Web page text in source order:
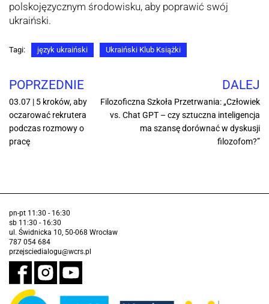
polskojęzycznym środowisku, aby poprawić swój
ukraiński.
Tagi: język ukraiński Ukraiński Klub Książki
POPRZEDNIE
03.07 | 5 kroków, aby
oczarować rekrutera
podczas rozmowy o
pracę
DALEJ
Filozoficzna Szkoła Przetrwania: „Człowiek
vs. Chat GPT – czy sztuczna inteligencja
ma szansę dorównać w dyskusji
filozofom?”
pn-pt 11:30 - 16:30
sb 11:30 - 16:30
ul. Świdnicka 10, 50-068 Wrocław
787 054 684
przejsciedialogu@wcrs.pl